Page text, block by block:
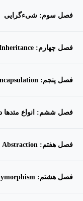
فصل سوم: شیءگرایی
فصل چهارم: Inheritance
فصل پنجم: Encapsulation
فصل ششم: انواع متدها
فصل هفتم: Abstraction
فصل هشتم: Polymorphism